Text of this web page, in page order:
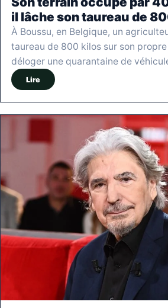
il lâche son taureau de
À Boussu, en Belgique, un
taureau de 800 kilos sur son
déloger une quarantaine de
Lire